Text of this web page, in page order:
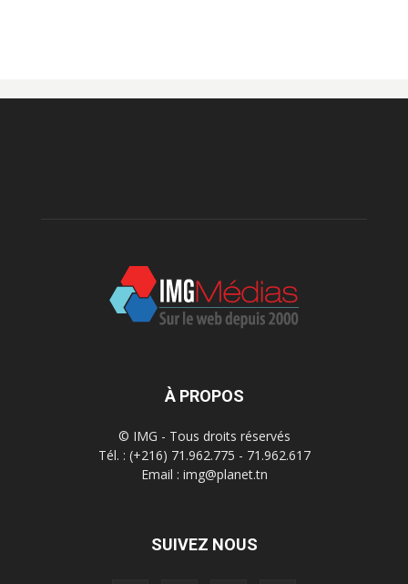
À PROPOS
© IMG - Tous droits réservés
Tél. : (+216) 71.962.775 - 71.962.617
Email : img@planet.tn
SUIVEZ NOUS